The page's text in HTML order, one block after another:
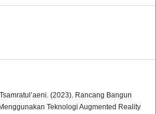
(2023). Rancang Bangun
Teknologi Augmented Reality